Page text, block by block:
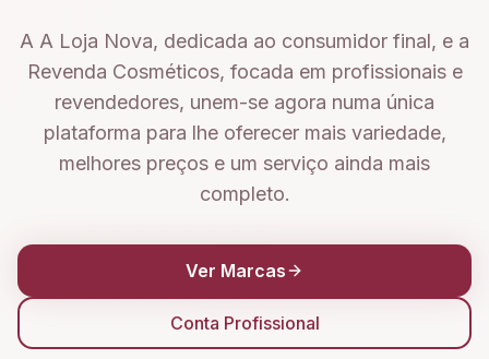
A A Loja Nova, dedicada ao consumidor final, e a
Revenda Cosméticos, focada em profissionais e
revendedores, unem-se agora numa única
plataforma para lhe oferecer mais variedade,
melhores preços e um serviço ainda mais
completo.
Ver Marcas
Conta Profissional